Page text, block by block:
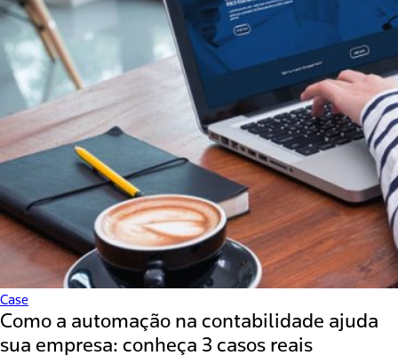
Case
Como a automação na contabilidade ajuda
sua empresa: conheça 3 casos reais